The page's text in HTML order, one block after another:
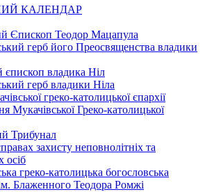
КАЛЕНДАР
Єпископ Теодор Мацапула
герб його Преосвященства владики
єпископ владика Ніл
герб владики Ніла
греко-католицької єпархії
Мукачівської Греко-католицької
Трибунал
захисту неповнолітніх та
осіб
греко-католицька богословська
Блаженного Теодора Ромжі